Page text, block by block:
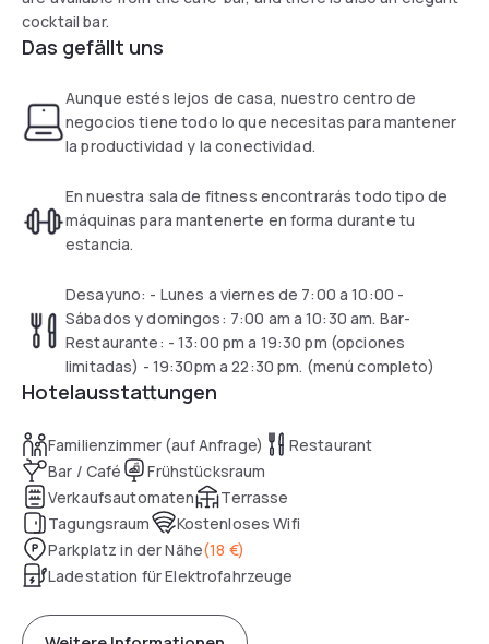
cocktail bar.
Das gefällt uns
Aunque estés lejos de casa, nuestro centro de
negocios tiene todo lo que necesitas para mantener
la productividad y la conectividad.
En nuestra sala de fitness encontrarás todo tipo de
máquinas para mantenerte en forma durante tu
estancia.
Desayuno: - Lunes a viernes de 7:00 a 10:00 -
Sábados y domingos: 7:00 am a 10:30 am. Bar-
Restaurante: - 13:00 pm a 19:30 pm (opciones
limitadas) - 19:30pm a 22:30 pm. (menú completo)
Hotelausstattungen
Familienzimmer (auf Anfrage)
Restaurant
Bar / Café
Frühstücksraum
Verkaufsautomaten
Terrasse
Tagungsraum
Kostenloses Wifi
Parkplatz in der Nähe(18 €)
Ladestation für Elektrofahrzeuge